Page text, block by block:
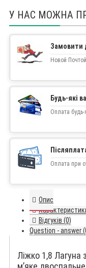
У НАС МОЖНА
Замовити
Новой
Будь-які
Оплата
Оплата при
Опис
Відгуків (0)
Question - answer
Ліжко 1,8 Лагуна